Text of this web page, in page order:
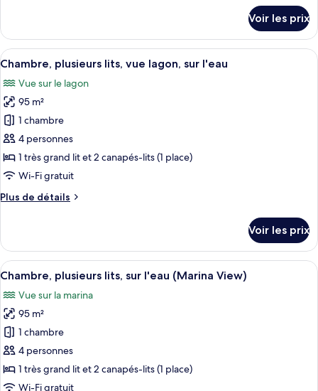
sur
l'eau
(Bora
Bora
Island
View)
le
type
de
Chambre,
plusieurs
lits,
sur
l'eau
(Bora
Bora
Island
Voir les prix
Afficher
toutes
les
photos
pour
ce
type
de
chambre :
Chambre,
vue
lagon,
sur
l'eau
Un bungalow sur pilotis doté d’un
12
Chambre, plusieurs lits, vue lagon, sur l'eau
Vue sur le lagon
95 m²
1 chambre
4 personnes
1 très grand lit et 2 canapés-lits (1 place)
Wi-Fi gratuit
Plus de détails
Plus
le
type
de
Chambre,
plusieurs
lits,
vue
lagon,
sur
l'eau
Voir les prix
Afficher
toutes
les
photos
pour
ce
type
de
Un bungalow sur pilotis doté d’un
7
Chambre, plusieurs lits, sur l'eau (Marina View)
Vue sur la marina
95 m²
1 chambre
4 personnes
1 très grand lit et 2 canapés-lits (1 place)
Wi-Fi gratuit